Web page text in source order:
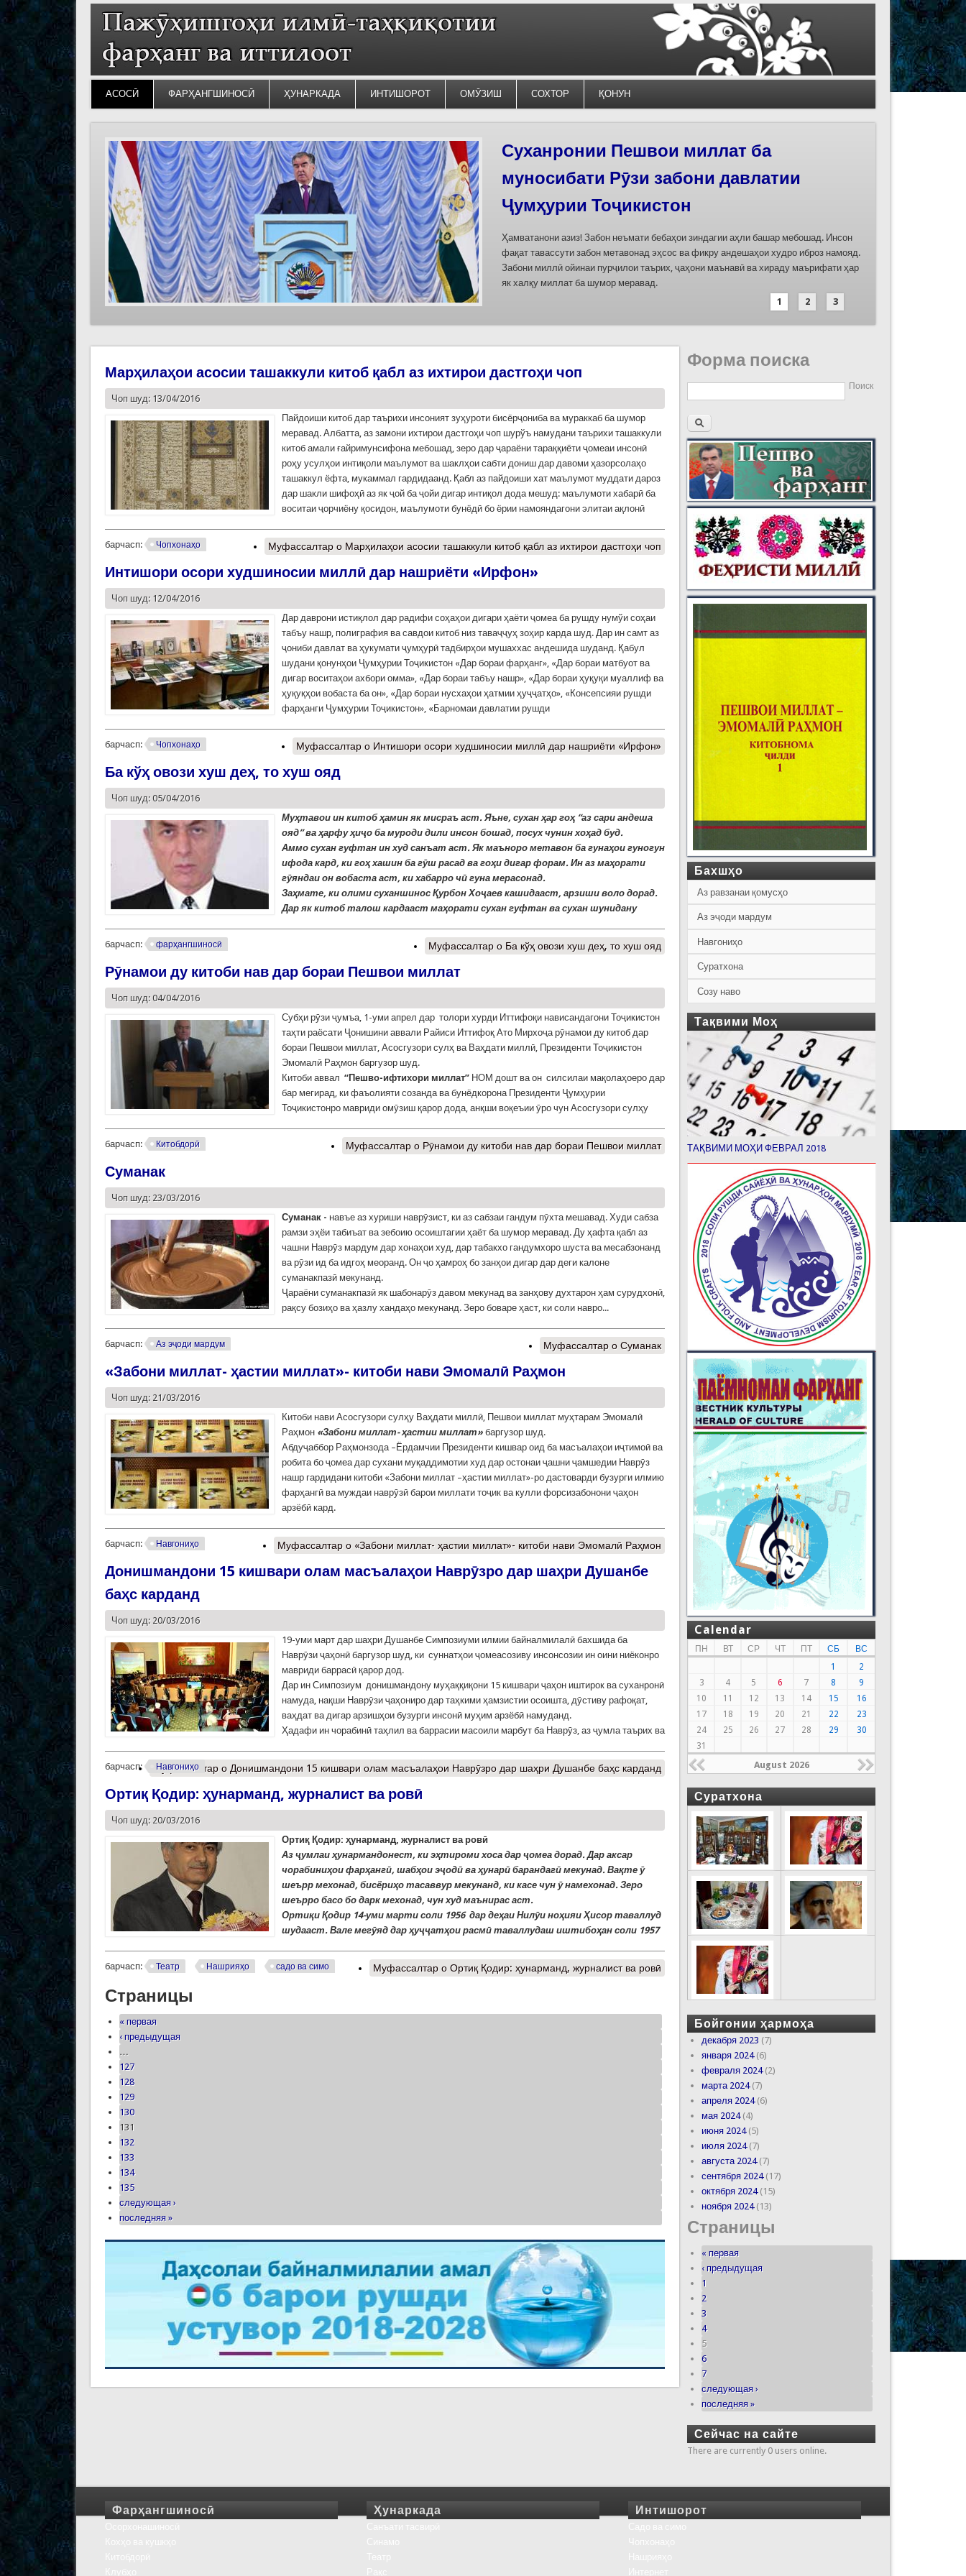
АСОСӢ ФАРҲАНГШИНОСӢ ҲУНАРКАДА ИНТИШОРОТ ОМӮЗИШ СОХТОР ҚОНУН
Суханронии Пешвои миллат ба
муносибати Рӯзи забони давлатии
Ҷумҳурии Тоҷикистон
Ҳамватанони азиз! Забон неъмати бебаҳои зиндагии аҳли башар мебошад. Инсон
фақат тавассути забон метавонад эҳсос ва фикру андешаҳои худро иброз намояд.
Забони миллӣ ойинаи пурҷилои таърих, ҷаҳони маънавӣ ва хираду маърифати ҳар
як халқу миллат ба шумор меравад.
Силсилаи ёдгориҳои роҳи абрешим
барои сабт дар феҳристи ЮНЕСКО
омода мешаванд
Дар бахшҳои семинар вазъи омодасозии ҳуҷҷатҳои номинатсияҳои муштараки
кишварҳои Осиёи Марказӣ, аз он ҷумла номинатсияи “Роҳи абрешим: гузаргоҳи
минтақавии Фарғона-Сирдарё», ки аз ҷониби ҷумҳуриҳои Қазоқистон, Қирғизистон,
Тоҷикистон ва Ўзбекистон пешниҳод хоҳад шуд
1
2 3
Марҳилаҳои асосии ташаккули китоб қабл аз ихтирои дастгоҳи чоп
Чоп шуд: 13/04/2016
Пайдоиши китоб дар таърихи инсоният зуҳуроти бисёрҷониба ва мураккаб ба шумор
меравад. Албатта, аз замони ихтирои дастгоҳи чоп шурўъ намудани таърихи ташаккули
китоб амали ғайримунсифона мебошад, зеро дар ҷараёни тараққиёти ҷомеаи инсонӣ
роҳу усулҳои интиқоли маълумот ва шаклҳои сабти дониш дар давоми ҳазорсолаҳо
ташаккул ёфта, мукаммал гардидаанд. Қабл аз пайдоиши хат маълумот муддати дароз
дар шакли шифоҳӣ аз як ҷой ба ҷойи дигар интиқол дода мешуд: маълумоти хабарӣ ба
воситаи ҷорчиёну қосидон, маълумоти бунёдӣ бо ёрии намояндагони элитаи ақлонӣ
барчасп: Чопхонаҳо Муфассалтар о Марҳилаҳои асосии ташаккули китоб қабл аз ихтирои дастгоҳи чоп
Интишори осори худшиносии миллӣ дар нашриёти «Ирфон»
Чоп шуд: 12/04/2016
Дар даврони истиқлол дар радифи соҳаҳои дигари ҳаёти ҷомеа ба рушду нумўи соҳаи
табъу нашр, полиграфия ва савдои китоб низ таваҷҷуҳ зоҳир карда шуд. Дар ин самт аз
ҷониби давлат ва ҳукумати ҷумҳурӣ тадбирҳои мушаххас андешида шуданд. Қабул
шудани қонунҳои Ҷумҳурии Тоҷикистон «Дар бораи фарҳанг», «Дар бораи матбуот ва
дигар воситаҳои ахбори омма», «Дар бораи табъу нашр», «Дар бораи ҳуқуқи муаллиф ва
ҳуқуқҳои вобаста ба он», «Дар бораи нусхаҳои ҳатмии ҳуҷҷатҳо», «Консепсияи рушди
фарҳанги Ҷумҳурии Тоҷикистон», «Барномаи давлатии рушди
барчасп: Чопхонаҳо Муфассалтар о Интишори осори худшиносии миллӣ дар нашриёти «Ирфон»
Ба кўҳ овози хуш деҳ, то хуш ояд
Чоп шуд: 05/04/2016
Муҳтавои ин китоб ҳамин як мисраъ аст. Яъне, сухан ҳар гоҳ “аз сари андеша
ояд” ва ҳарфу ҳиҷо ба муроди дили инсон бошад, посух чунин хоҳад буд.
Аммо сухан гуфтан ин худ санъат аст. Як маъноро метавон ба гунаҳои гуногун
ифода кард, ки гоҳ хашин ба гӯш расад ва гоҳи дигар форам. Ин аз маҳорати
гӯяндаи он вобаста аст, ки хабарро чӣ гуна мерасонад.
Заҳмате, ки олими суханшинос Қурбон Хоҷаев кашидааст, арзиши воло дорад.
Дар як китоб талош кардааст маҳорати сухан гуфтан ва сухан шунидану
барчасп: фарҳангшиносӣ Муфассалтар о Ба кўҳ овози хуш деҳ, то хуш ояд
Рӯнамои ду китоби нав дар бораи Пешвои миллат
Чоп шуд: 04/04/2016
Субҳи рӯзи ҷумъа, 1-уми апрел дар толори хурди Иттифоқи нависандагони Тоҷикистон
таҳти раёсати Ҷонишини аввали Райиси Иттифоқ Ато Мирхоҷа рӯнамои ду китоб дар
бораи Пешвои миллат, Асосгузори сулҳ ва Ваҳдати миллӣ, Президенти Тоҷикистон
Эмомалӣ Раҳмон баргузор шуд.
Китоби аввал “Пешво-ифтихори миллат”НОМ дошт ва он силсилаи мақолаҳоеро дар
бар мегирад, ки фаъолияти созанда ва бунёдкорона Президенти Ҷумҳурии
Тоҷикистонро мавриди омӯзиш қарор дода, анқши воқеъии ӯро чун Асосгузори сулҳу
барчасп: Китобдорӣ Муфассалтар о Рӯнамои ду китоби нав дар бораи Пешвои миллат
Суманак
Чоп шуд: 23/03/2016
Суманак - навъе аз хуриши наврӯзист, ки аз сабзаи гандум пӯхта мешавад. Худи сабза
рамзи эҳёи табиъат ва зебоию осоиштагии ҳаёт ба шумор меравад. Ду ҳафта қабл аз
чашни Наврӯз мардум дар хонаҳои худ, дар табакхо гандумхоро шуста ва месабзонанд
ва рӯзи ид ба идгоҳ меоранд. Он ҷо ҳамроҳ бо занҳои дигар дар деги калоне
суманакпазӣ мекунанд.
Ҷараёни суманакпазӣ як шабонарӯз давом мекунад ва занҳову духтарон ҳам сурудхонӣ,
рақсу бозиҳо ва ҳазлу хандаҳо мекунанд. Зеро боваре ҳаст, ки соли навро...
барчасп: Аз эҷоди мардум Муфассалтар о Суманак
«Забони миллат- ҳастии миллат»- китоби нави Эмомалӣ Раҳмон
Чоп шуд: 21/03/2016
Китоби нави Асосгузори сулҳу Ваҳдати миллӣ, Пешвои миллат муҳтарам Эмомалӣ
Раҳмон «Забони миллат- ҳастии миллат» баргузор шуд.
Абдуҷаббор Раҳмонзода –Ёрдамчии Президенти кишвар оид ба масъалаҳои иҷтимоӣ ва
робита бо ҷомеа дар сухани муқаддимотии худ дар остонаи ҷашни ҷамшедии Наврӯз
нашр гардидани китоби «Забони миллат –ҳастии миллат»-ро дастоварди бузурги илмию
фарҳангӣ ва муждаи наврӯзӣ барои миллати тоҷик ва кулли форсизабонони ҷаҳон
арзёбӣ кард.
барчасп: Навгониҳо Муфассалтар о «Забони миллат- ҳастии миллат»- китоби нави Эмомалӣ Раҳмон
Донишмандони 15 кишвари олам масъалаҳои Наврӯзро дар шаҳри Душанбе
баҳс карданд
Чоп шуд: 20/03/2016
19-уми март дар шаҳри Душанбе Симпозиуми илмии байналмилалӣ бахшида ба
Наврӯзи ҷаҳонӣ баргузор шуд, ки суннатҳои ҷомеасозиву инсонсозии ин оини ниёконро
мавриди баррасӣ қарор дод.
Дар ин Симпозиум донишмандону муҳаққиқони 15 кишвари ҷаҳон иштирок ва суханронӣ
намуда, нақши Наврӯзи ҷаҳониро дар таҳкими ҳамзистии осоишта, дӯстиву рафоқат,
ваҳдат ва дигар арзишҳои бузурги инсонӣ муҳим арзёбӣ намуданд.
Ҳадафи ин чорабинӣ таҳлил ва баррасии масоили марбут ба Наврӯз, аз ҷумла таърих ва
барчасп: Навгониҳо
Муфассалтар о Донишмандони 15 кишвари олам масъалаҳои Наврӯзро дар шаҳри Душанбе баҳс карданд
Ортиқ Қодир: ҳунарманд, журналист ва ровӣ
Чоп шуд: 20/03/2016
Ортиқ Қодир: ҳунарманд, журналист ва ровӣ
Аз ҷумлаи ҳунармандонест, ки эҳтироми хоса дар ҷомеа дорад. Дар аксар
чорабиниҳои фарҳангӣ, шабҳои эҷодӣ ва ҳунарӣ барандагӣ мекунад. Вақте ӯ
шеърр мехонад, бисёриҳо тасаввур мекунанд, ки касе чун ӯ намехонад. Зеро
шеърро басо бо дарк мехонад, чун худ маънирас аст.
Ортиқи Қодир 14-уми марти соли 1956 дар деҳаи Нилӯи ноҳияи Ҳисор таваллуд
шудааст. Вале мегӯяд дар ҳуҷҷатҳои расмӣ таваллудаш иштибоҳан соли 1957
барчасп: Театр Нашрияҳо садо ва симо Муфассалтар о Ортиқ Қодир: ҳунарманд, журналист ва ровӣ
Страницы
« первая
‹ предыдущая
…
127
128
129
130
131
132
133
134
135
следующая ›
последняя »
Форма поиска
Поиск
Бахшҳо
Аз равзанаи қомусҳо
Аз эҷоди мардум
Навгониҳо
Суратхона
Созу наво
Тақвими Моҳ
ТАҚВИМИ МОҲИ ФЕВРАЛ 2018
Calendar
ПН ВТ СР ЧТ ПТ СБ
ВС
1
2
3
4 5 6 7 8
9
10
11 12 13 14 15
16
17
18 19 20 21 22
23
24
25 26 27 28 29
30
31
August 2026
Суратхона
Бойгонии ҳармоҳа
декабря 2023 (7)
января 2024(6)
февраля 2024(2)
марта 2024(7)
апреля 2024(6)
мая 2024(4)
июня 2024(5)
июля 2024(7)
августа 2024(7)
сентября 2024(17)
октября 2024(15)
ноября 2024(13)
Страницы
« первая
‹ предыдущая
1
2
3
4
5
6
7
следующая ›
последняя »
Сейчас на сайте
There are currently 0 users online.
Фарҳангшиносӣ Ҳунаркада Интишорот